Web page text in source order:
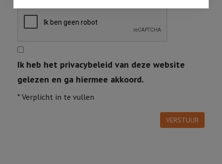
Ik heb het privacybeleid van deze website
gelezen en ga hiermee akkoord.
* Verplicht in te vullen